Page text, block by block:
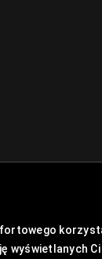
wyświetlanych